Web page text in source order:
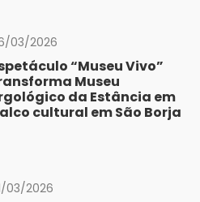
03/2026
“Museu Vivo”
Museu
da Estância em
cultural em São Borja
03/2026